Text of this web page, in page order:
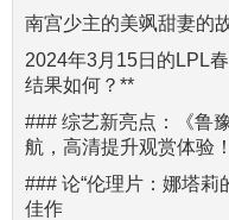
南宫少主的美飒甜妻的
2024年3月15日的LPL
结果如何？**
### 综艺新亮点：《鲁
航，高清提升观赏体验！
### 论“伦理片：娜塔
佳作